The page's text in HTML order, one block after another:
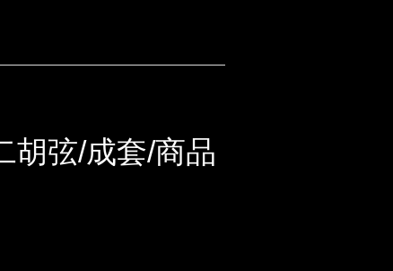
胡弦/成套/商品